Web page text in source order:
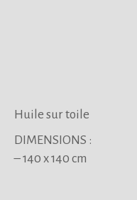
Huile sur toile
DIMENSIONS :
– 140 x 140 cm